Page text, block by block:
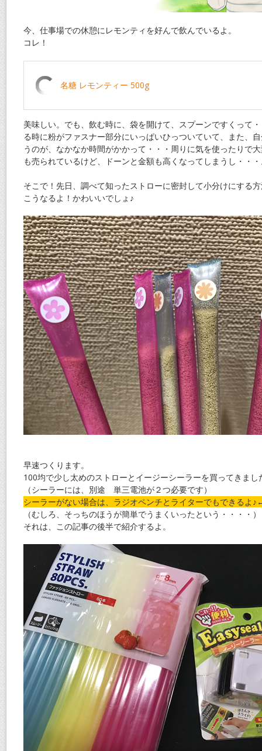
今、仕事場での休憩にレモンティを好んで飲んでいるよ。
コレ！
名糖 レモンティー 500g
美味しい。でも、飲む時に、袋を開けて、スプーンですくって
る時に粉がファスナー部分にいっぱいひっついていて、また、
うのが、なかなか時間がかかって・・・周りに気を使ったりで
も売られているけど、ドーンと金額も高くなってしまうし・・
そこで！先日、調べて知ったストローに密封して小分けにする
こうなるよ！かわいいでしょ♪
早速つくります。
100均で少し太めのストローとイージーシーラーを買ってきまし
（シーラーには、別途 単三電池が２つ必要です）
シーラーがない場合は、ラジオペンチとライターでもできるよ
（むしろ、そっちのほうが簡単でうまくいったという・・・・）
それは、この記事の後半で紹介するよ。